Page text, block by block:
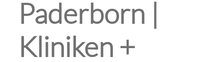
Paderborn |
Kliniken +